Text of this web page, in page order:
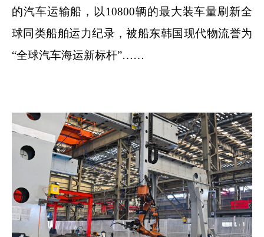
的汽车运输船，以10800辆的最大装车量刷新全
球同类船舶运力纪录，被船东韩国现代物流誉为
“全球汽车海运新标杆”……